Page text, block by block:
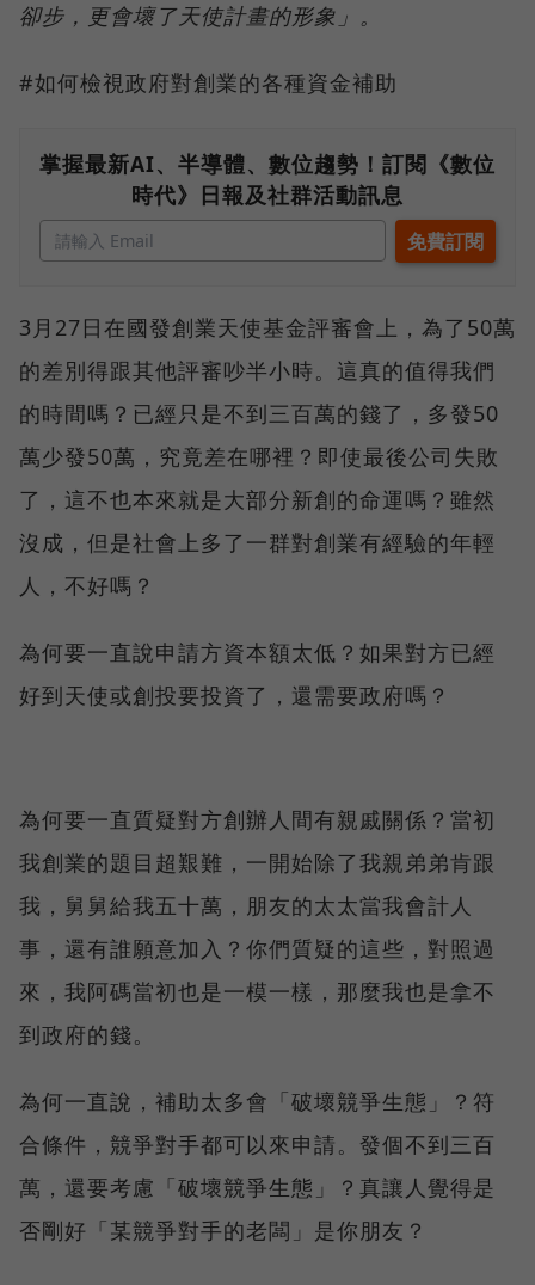
卻步，更會壞了天使計畫的形象」。
#如何檢視政府對創業的各種資金補助
掌握最新AI、半導體、數位趨勢！訂閱《數位
時代》日報及社群活動訊息
3月27日在國發創業天使基金評審會上，為了50萬
的差別得跟其他評審吵半小時。這真的值得我們
的時間嗎？已經只是不到三百萬的錢了，多發50
萬少發50萬，究竟差在哪裡？即使最後公司失敗
了，這不也本來就是大部分新創的命運嗎？雖然
沒成，但是社會上多了一群對創業有經驗的年輕
人，不好嗎？
為何要一直說申請方資本額太低？如果對方已經
好到天使或創投要投資了，還需要政府嗎？
為何要一直質疑對方創辦人間有親戚關係？當初
我創業的題目超艱難，一開始除了我親弟弟肯跟
我，舅舅給我五十萬，朋友的太太當我會計人
事，還有誰願意加入？你們質疑的這些，對照過
來，我阿碼當初也是一模一樣，那麼我也是拿不
到政府的錢。
為何一直說，補助太多會「破壞競爭生態」？符
合條件，競爭對手都可以來申請。發個不到三百
萬，還要考慮「破壞競爭生態」？真讓人覺得是
否剛好「某競爭對手的老闆」是你朋友？